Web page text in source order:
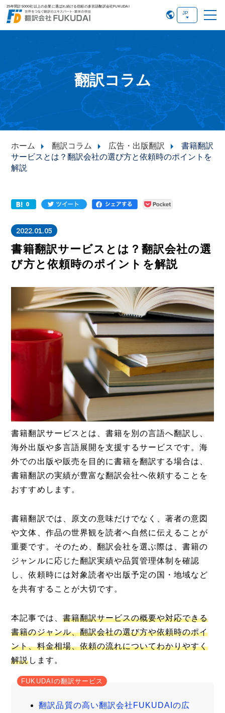
25年間計5000社以上の企業に選ばれ続ける信頼の多言語翻訳会社FUKUDAI
翻訳コラム
ホーム 翻訳コラム 広告・出版翻訳
書籍翻訳
サービスとは？翻訳会社の選び方と依頼時のポイントを
解説
2022.01.05
書籍翻訳サービスとは？翻訳会社の選
び方と依頼時のポイントを解説
書籍翻訳サービスとは、書籍を別の言語へ翻訳し、
海外出版や多言語展開を支援するサービスです。海
外での出版や販売を目的に書籍を翻訳する場合は、
書籍翻訳の実績が豊富な翻訳会社へ依頼することを
おすすめします。
書籍翻訳では、原文の意味だけでなく、著者の意図
や文体、作品の世界観を読者へ自然に伝えることが
重要です。そのため、翻訳会社を選ぶ際は、書籍の
ジャンルに応じた翻訳実績や品質管理体制を確認
し、依頼時には対象読者や出版予定の国・地域など
を共有することが大切です。
本記事では、 書籍翻訳サービスの概要や対応できる
書籍のジャンル、翻訳会社の選び方や依頼時のポイ
ント、料金相場、依頼の流れについてわかりやすく
解説します。
FUKUDAIの翻訳サービス
翻訳品質の高い翻訳会社FUKUDAIの広